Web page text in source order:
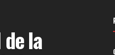
la